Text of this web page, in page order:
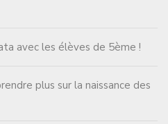
avec les élèves de 5ème !
plus sur la naissance des